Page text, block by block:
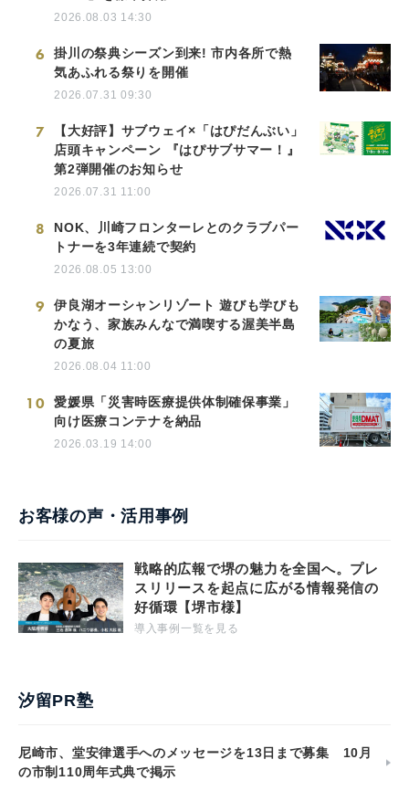
2026.08.03 14:30
6
掛川の祭典シーズン到来! 市内各所で熱
気あふれる祭りを開催
2026.07.31 09:30
7
【大好評】サブウェイ×「はぴだんぶい」
店頭キャンペーン 『はぴサブサマー！』
第2弾開催のお知らせ
2026.07.31 11:00
8
NOK、川崎フロンターレとのクラブパー
トナーを3年連続で契約
2026.08.05 13:00
9
伊良湖オーシャンリゾート 遊びも学びも
かなう、家族みんなで満喫する渥美半島
の夏旅
2026.08.04 11:00
10
愛媛県「災害時医療提供体制確保事業」
向け医療コンテナを納品
2026.03.19 14:00
お客様の声・活用事例
戦略的広報で堺の魅力を全国へ。プレ
スリリースを起点に広がる情報発信の
好循環【堺市様】
導入事例一覧を見る
汐留PR塾
尼崎市、堂安律選手へのメッセージを13日まで募集 10月
の市制110周年式典で掲示